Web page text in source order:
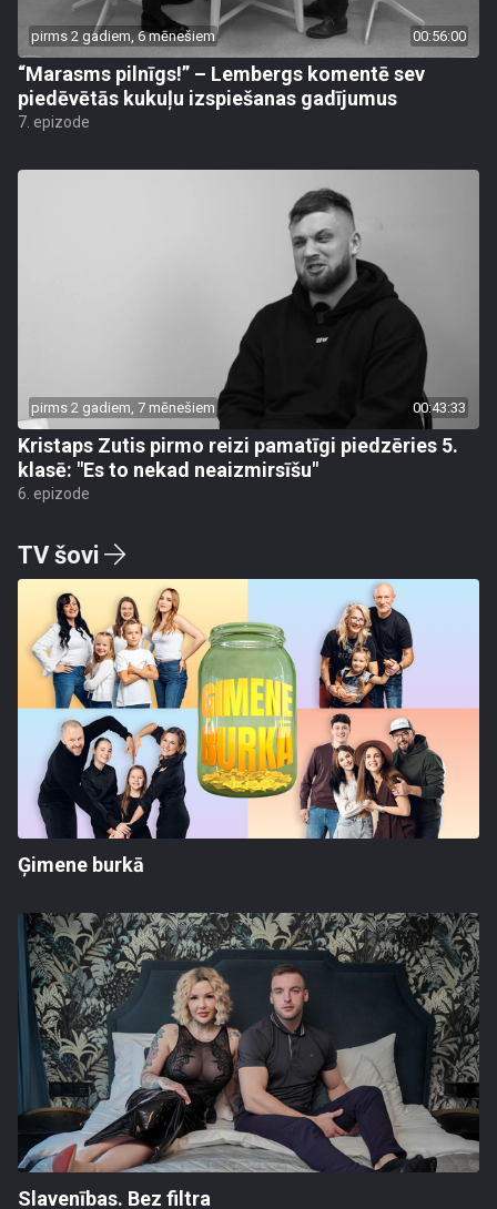
pirms 2 gadiem, 6 mēnešiem 00:56:00
“Marasms pilnīgs!” – Lembergs komentē sev
piedēvētās kukuļu izspiešanas gadījumus
7. epizode
pirms 2 gadiem, 7 mēnešiem 00:43:33
Kristaps Zutis pirmo reizi pamatīgi piedzēries 5.
klasē: "Es to nekad neaizmirsīšu"
6. epizode
TV šovi
Ģimene burkā
Slavenības. Bez filtra